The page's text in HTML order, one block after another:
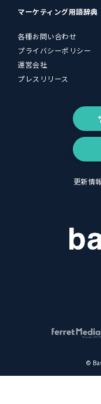
マーケティング用語辞典
各種お問い合わせ
プライバシーポリシー
運営会社
プレスリリース
更新情
©